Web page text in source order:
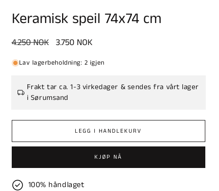
Keramisk speil 74x74 cm
Vanlig
pris
4.250 NOK Salgspris
3.750 NOK
Lav lagerbeholdning: 2 igjen
Frakt tar ca. 1-3 virkedager & sendes fra vårt lager
i Sørumsand
LEGG I HANDLEKURV
KJØP NÅ
100% håndlaget